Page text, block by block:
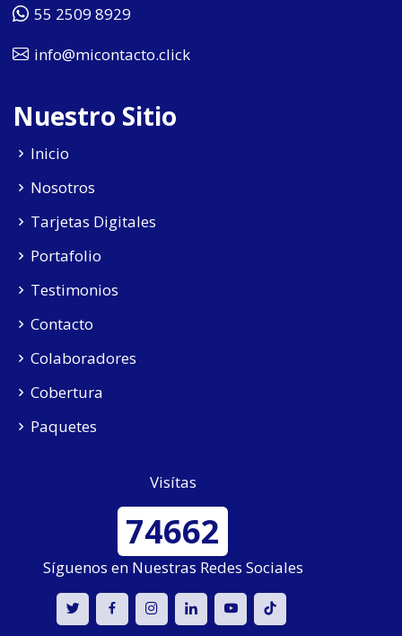
55 2509 8929
info@micontacto.click
Nuestro Sitio
Inicio
Nosotros
Tarjetas Digitales
Portafolio
Testimonios
Contacto
Colaboradores
Cobertura
Paquetes
Visítas
74662
Síguenos en Nuestras Redes Sociales